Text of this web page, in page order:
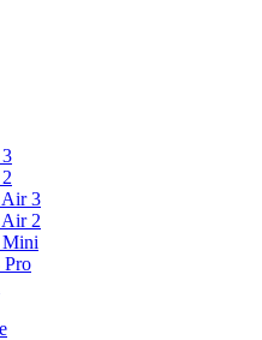
Air 3
2
Mini
Pro